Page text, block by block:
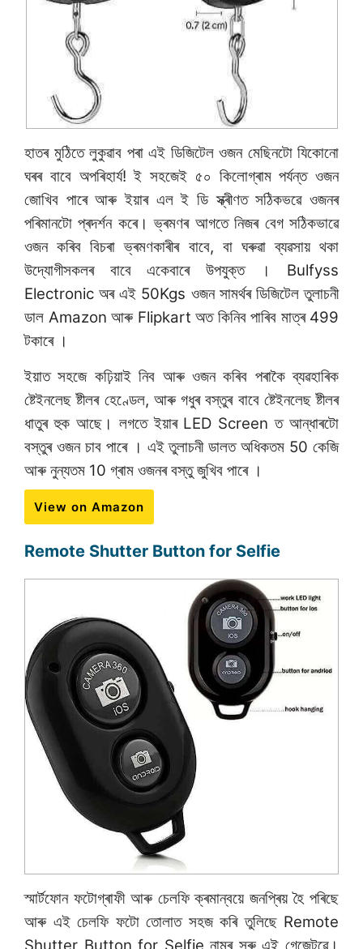
হাতৰ মুঠিতে লুকুৱাব পৰা এই ডিজিটেল ওজন মেছিনটো যিকোনো
ঘৰৰ বাবে অপৰিহাৰ্য! ই সহজেই ৫০ কিলোগ্ৰাম পৰ্যন্ত ওজন
জোখিব পাৰে আৰু ইয়াৰ এল ই ডি স্ক্ৰীণত সঠিকভৱে ওজনৰ
পৰিমানটো প্ৰদৰ্শন কৰে। ভ্ৰমণৰ আগতে নিজৰ বেগ সঠিকভাৱে
ওজন কৰিব বিচৰা ভ্ৰমণকাৰীৰ বাবে, বা ঘৰুৱা ব্যৱসায় থকা
উদ্যোগীসকলৰ বাবে একেবাৰে উপযুক্ত । Bulfyss
Electronic অৰ এই 50Kgs ওজন সামৰ্থৰ ডিজিটেল তুলাচনী
ডাল Amazon আৰু Flipkart অত কিনিব পাৰিব মাত্ৰ 499
টকাৰে ।
ইয়াত সহজে কঢ়িয়াই নিব আৰু ওজন কৰিব পৰাকৈ ব্যৱহাৰিক
ষ্টেইনলেছ ষ্টীলৰ হেণ্ডেল, আৰু গধুৰ বস্তুৰ বাবে ষ্টেইনলেছ ষ্টীলৰ
ধাতুৰ হুক আছে। লগতে ইয়াৰ LED Screen ত আন্ধাৰটো
বস্তুৰ ওজন চাব পাৰে । এই তুলাচনী ডালত অধিকতম 50 কেজি
আৰু নুন্যতম 10 গ্ৰাম ওজনৰ বস্তু জুখিব পাৰে ।
View on Amazon
Remote Shutter Button for Selfie
স্মাৰ্টফোন ফটোগ্ৰাফী আৰু চেলফি ক্ৰমান্বয়ে জনপ্ৰিয় হৈ পৰিছে
আৰু এই চেলফি ফটো তোলাত সহজ কৰি তুলিছে Remote